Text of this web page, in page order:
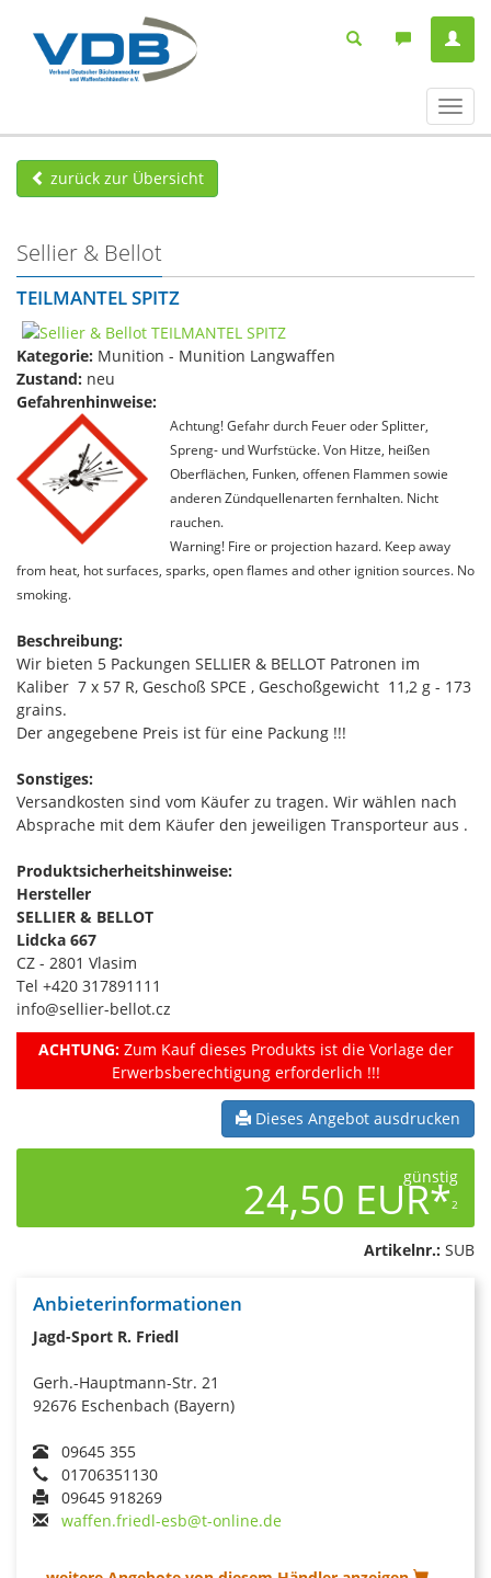
ein-/
zurück zur Übersicht
Sellier & Bellot
TEILMANTEL SPITZ
Kategorie: Munition - Munition Langwaffen
Zustand: neu
Gefahrenhinweise:
Achtung! Gefahr durch Feuer oder Splitter,
Spreng- und Wurfstücke. Von Hitze, heißen
Oberflächen, Funken, offenen Flammen sowie
anderen Zündquellenarten fernhalten. Nicht
rauchen.
Warning! Fire or projection hazard. Keep away
from heat, hot surfaces, sparks, open flames and other ignition sources. No
smoking.
Beschreibung:
Wir bieten 5 Packungen SELLIER & BELLOT Patronen im
Kaliber 7 x 57 R, Geschoß SPCE , Geschoßgewicht 11,2 g - 173
grains.
Der angegebene Preis ist für eine Packung !!!
Sonstiges:
Versandkosten sind vom Käufer zu tragen. Wir wählen nach
Absprache mit dem Käufer den jeweiligen Transporteur aus .
Produktsicherheitshinweise:
Hersteller
SELLIER & BELLOT
Lidcka 667
CZ - 2801 Vlasim
Tel +420 317891111
info@sellier-bellot.cz
ACHTUNG:Zum Kauf dieses Produkts ist die Vorlage der
Erwerbsberechtigung erforderlich !!!
Dieses Angebot ausdrucken
günstig
24,50 EUR*2
Artikelnr.: SUB
Anbieterinformationen
Jagd-Sport R. Friedl
Gerh.-Hauptmann-Str. 21
92676 Eschenbach (Bayern)
09645 355
01706351130
09645 918269
waffen.friedl-esb@t-online.de